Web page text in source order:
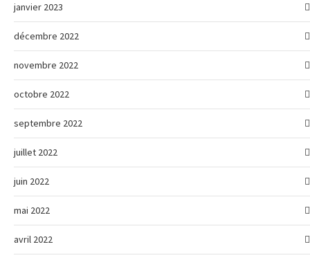
janvier 2023
décembre 2022
novembre 2022
octobre 2022
septembre 2022
juillet 2022
juin 2022
mai 2022
avril 2022